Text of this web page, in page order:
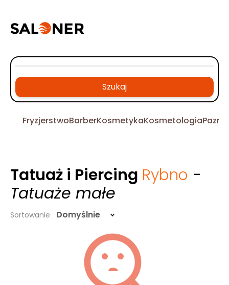
Szukaj
FryzjerstwoBarberKosmetykaKosmetologia
Tatuaż i Piercing Rybno -
Tatuaże małe
Sortowanie Domyślnie